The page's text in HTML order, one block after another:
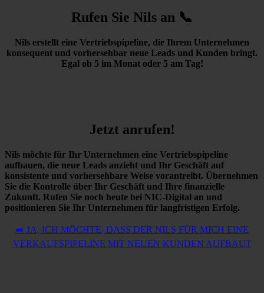
Rufen Sie Nils an 📞
Nils erstellt eine Vertriebspipeline, die Ihrem Unternehmen
konsequent und vorhersehbar neue Leads und Kunden bringt.
Egal ob 5 im Monat oder 5 am Tag!
Jetzt anrufen!
Nils möchte für Ihr Unternehmen eine Vertriebspipeline
aufbauen, die neue Leads anzieht und Ihr Geschäft auf
konsistente und vorhersehbare Weise vorantreibt. Übernehmen
Sie die Kontrolle über Ihr Geschäft und Ihre finanzielle
Zukunft. Rufen Sie noch heute bei NIC-Digital an und
positionieren Sie Ihr Unternehmen für langfristigen Erfolg.
➡️ JA, ICH MÖCHTE, DASS DER NILS FÜR MICH EINE
VERKAUFSPIPELINE MIT NEUEN KUNDEN AUFBAUT